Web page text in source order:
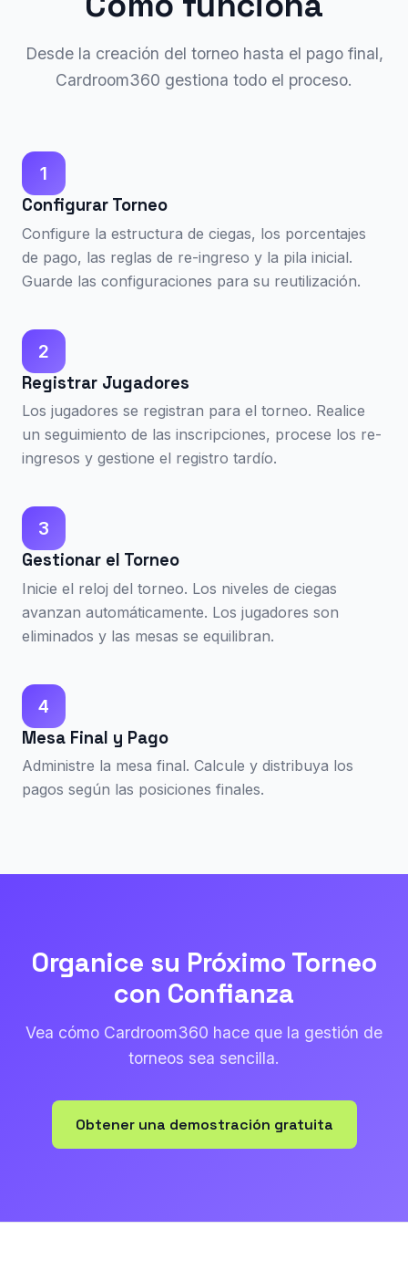
Desde la creación del torneo hasta el pago final,
Cardroom360 gestiona todo el proceso.
1
Configurar Torneo
Configure la estructura de ciegas, los porcentajes
de pago, las reglas de re-ingreso y la pila inicial.
Guarde las configuraciones para su reutilización.
2
Registrar Jugadores
Los jugadores se registran para el torneo. Realice
un seguimiento de las inscripciones, procese los re-
ingresos y gestione el registro tardío.
3
Gestionar el Torneo
Inicie el reloj del torneo. Los niveles de ciegas
avanzan automáticamente. Los jugadores son
eliminados y las mesas se equilibran.
4
Mesa Final y Pago
Administre la mesa final. Calcule y distribuya los
pagos según las posiciones finales.
Organice su Próximo Torneo
con Confianza
Vea cómo Cardroom360 hace que la gestión de
torneos sea sencilla.
Obtener una demostración gratuita